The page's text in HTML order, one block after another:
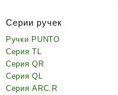
Серии ручек
Ручки PUNTO
Серия TL
Серия QR
Серия QL
Серия ARC.R